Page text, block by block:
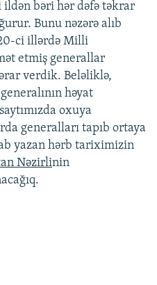
ildən bəri hər dəfə təkrar
Bunu nəzərə alıb
ci illərdə Milli
etmiş generallar
verdik. Beləliklə,
həyat
oxuya
generalları tapıb ortaya
yazan hərb tariximizin
Nəzirlinin